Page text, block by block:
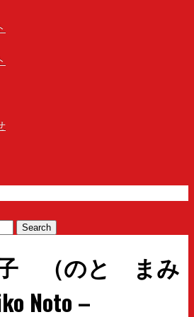
（のと まみ
Noto –